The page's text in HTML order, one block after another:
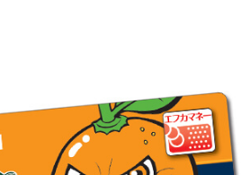
アカデミー